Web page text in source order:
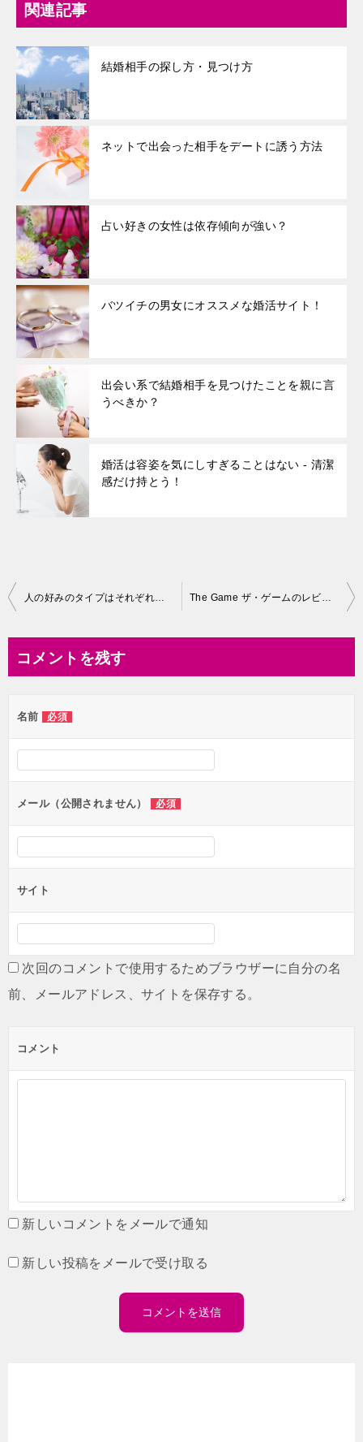
関連記事
結婚相手の探し方・見つけ方
ネットで出会った相手をデートに誘う方法
占い好きの女性は依存傾向が強い？
バツイチの男女にオススメな婚活サイト！
出会い系で結婚相手を見つけたことを親に言
うべきか？
婚活は容姿を気にしすぎることはない - 清潔
感だけ持とう！
投
ビ
ー
シ
ン
人の好みのタイプはそれぞれ違う The Game ザ・ゲームのレビュー評価
コメントを残す
名前 必須
メール（公開されません） 必須
サイト
次回のコメントで使用するためブラウザーに自分の名
前、メールアドレス、サイトを保存する。
コメント
新しいコメントをメールで通知
新しい投稿をメールで受け取る